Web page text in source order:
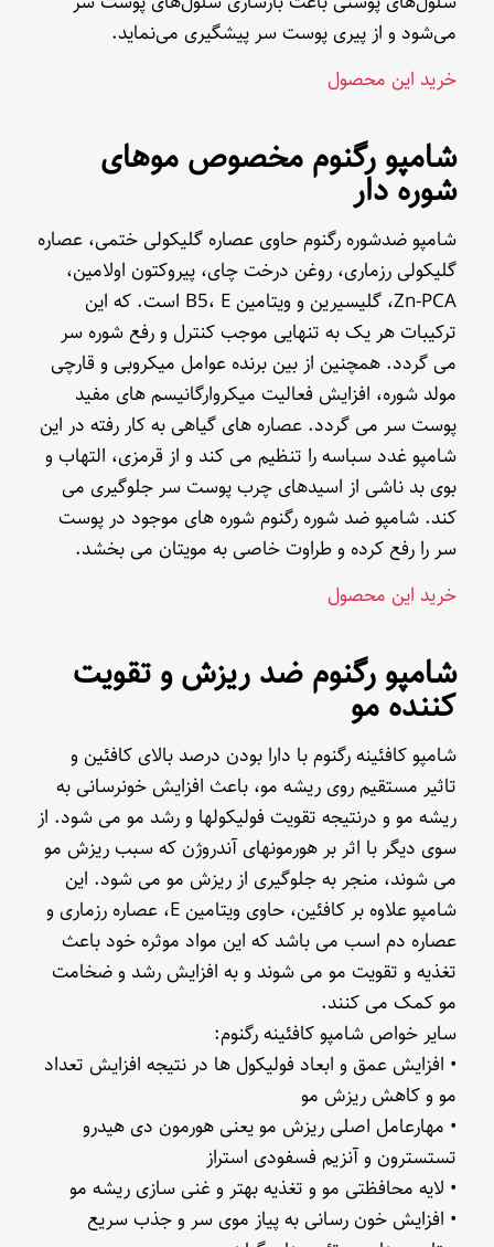
می‌شود و از پیری پوست سر پیشگیری می‌نماید.
خرید این محصول
شامپو رگنوم مخصوص موهای
شوره دار
شامپو ضدشوره رگنوم حاوی عصاره گلیکولی ختمی، عصاره
گلیکولی رزماری، روغن درخت چای، پیروکتون اولامین،
Zn-PCA، گلیسیرین و ویتامین B5، E است. که این
ترکیبات هر یک به تنهایی موجب کنترل و رفع شوره سر
می گردد. همچنین از بین برنده عوامل میکروبی و قارچی
مولد شوره، افزایش فعالیت میکروارگانیسم های مفید
پوست سر می گردد. عصاره های گیاهی به کار رفته در این
شامپو غدد سباسه را تنظیم می کند و از قرمزی، التهاب و
بوی بد ناشی از اسیدهای چرب پوست سر جلوگیری می
کند. شامپو ضد شوره رگنوم شوره های موجود در پوست
سر را رفع کرده و طراوت خاصی به مویتان می بخشد.
خرید این محصول
شامپو رگنوم ضد ریزش و تقویت
کننده مو
شامپو کافئینه رگنوم با دارا بودن درصد بالای کافئین و
تاثیر مستقیم روی ریشه مو، باعث افزایش خونرسانی به
ریشه مو و درنتیجه تقویت فولیکولها و رشد مو می شود. از
سوی دیگر با اثر بر هورمونهای آندروژن که سبب ریزش مو
می شوند، منجر به جلوگیری از ریزش مو می شود. این
شامپو علاوه بر کافئین، حاوی ویتامین E، عصاره رزماری و
عصاره دم اسب می باشد که این مواد موثره خود باعث
تغذیه و تقویت مو می شوند و به افزایش رشد و ضخامت
مو کمک می کنند.
سایر خواص شامپو کافئینه رگنوم:
• افزایش عمق و ابعاد فولیکول ها در نتیجه افزایش تعداد
مو و کاهش ریزش مو
• مهارعامل اصلی ریزش مو یعنی هورمون دی هیدرو
تستسترون و آنزیم فسفودی استراز
• لایه محافظتی مو و تغذیه بهتر و غنی سازی ریشه مو
• افزایش خون رسانی به پیاز موی سر و جذب سریع